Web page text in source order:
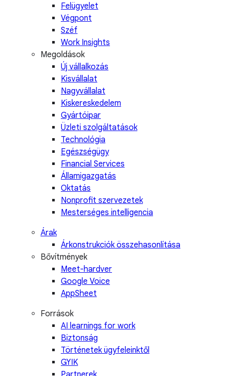
Felügyelet
Végpont
Széf
Work Insights
Megoldások
Új vállalkozás
Kisvállalat
Nagyvállalat
Kiskereskedelem
Gyártóipar
Üzleti szolgáltatások
Technológia
Egészségügy
Financial Services
Államigazgatás
Oktatás
Nonprofit szervezetek
Mesterséges intelligencia
Árak
Árkonstrukciók összehasonlítása
Bővítmények
Meet-hardver
Google Voice
AppSheet
Források
AI learnings for work
Biztonság
Történetek ügyfeleinktől
GYIK